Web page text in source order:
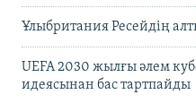
Ұлыбритания Ресейдің
UEFA 2030 жылғы әлем
идеясынан бас тартпайды